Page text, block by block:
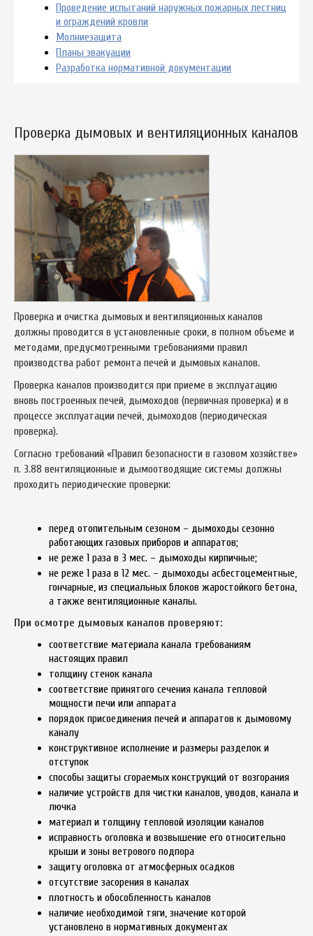
Проведение испытаний наружных пожарных лестниц
и ограждений кровли
Молниезащита
Планы эвакуации
Разработка нормативной документации
Проверка дымовых и вентиляционных каналов
Проверка и очистка дымовых и вентиляционных каналов
должны проводится в установленные сроки, в полном объеме и
методами, предусмотренными требованиями правил
производства работ ремонта печей и дымовых каналов.
Проверка каналов производится при приеме в эксплуатацию
вновь построенных печей, дымоходов (первичная проверка) и в
процессе эксплуатации печей, дымоходов (периодическая
проверка).
Согласно требований «Правил безопасности в газовом хозяйстве»
п. 3.88 вентиляционные и дымоотводящие системы должны
проходить периодические проверки:
перед отопительным сезоном – дымоходы сезонно
работающих газовых приборов и аппаратов;
не реже 1 раза в 3 мес. – дымоходы кирпичные;
не реже 1 раза в 12 мес. – дымоходы асбестоцементные,
гончарные, из специальных блоков жаростойкого бетона,
а также вентиляционные каналы.
При осмотре дымовых каналов проверяют:
соответствие материала канала требованиям
настоящих правил
толщину стенок канала
соответствие принятого сечения канала тепловой
мощности печи или аппарата
порядок присоединения печей и аппаратов к дымовому
каналу
конструктивное исполнение и размеры разделок и
отступок
способы защиты сгораемых конструкций от возгорания
наличие устройств для чистки каналов, уводов, канала и
лючка
материал и толщину тепловой изоляции каналов
исправность оголовка и возвышение его относительно
крыши и зоны ветрового подпора
защиту оголовка от атмосферных осадков
отсутствие засорения в каналах
плотность и обособленность каналов
наличие необходимой тяги, значение которой
установлено в нормативных документах